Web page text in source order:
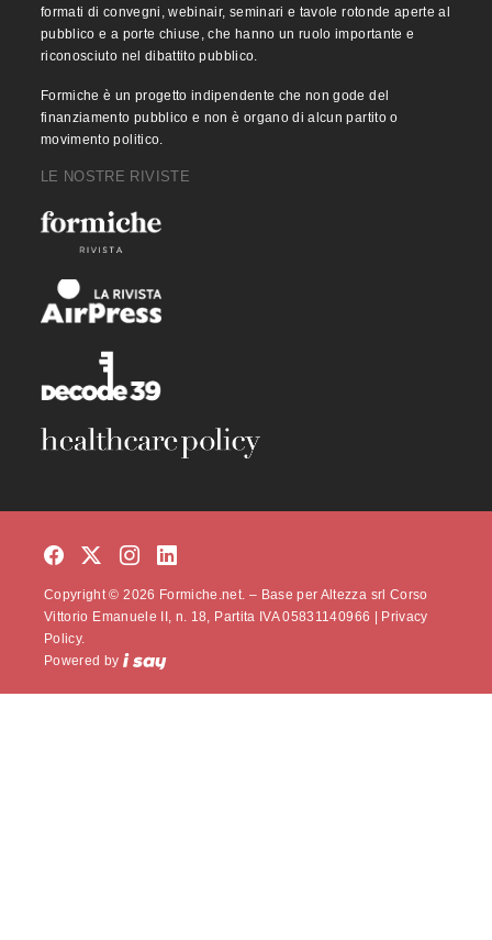
formati di convegni, webinair, seminari e tavole rotonde aperte al
pubblico e a porte chiuse, che hanno un ruolo importante e
riconosciuto nel dibattito pubblico.
Formiche è un progetto indipendente che non gode del
finanziamento pubblico e non è organo di alcun partito o
movimento politico.
LE NOSTRE RIVISTE
Copyright © 2026 Formiche.net. – Base per Altezza srl Corso
Vittorio Emanuele II, n. 18, Partita IVA 05831140966 |
Privacy
Policy.
Powered by